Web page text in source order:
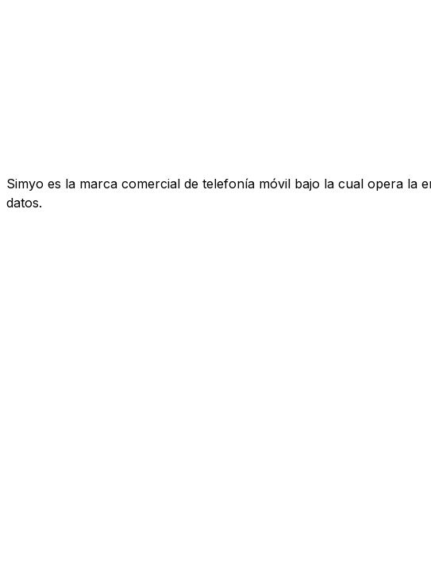
Simyo es la marca comercial de telefonía móvil bajo la cual opera la
datos.